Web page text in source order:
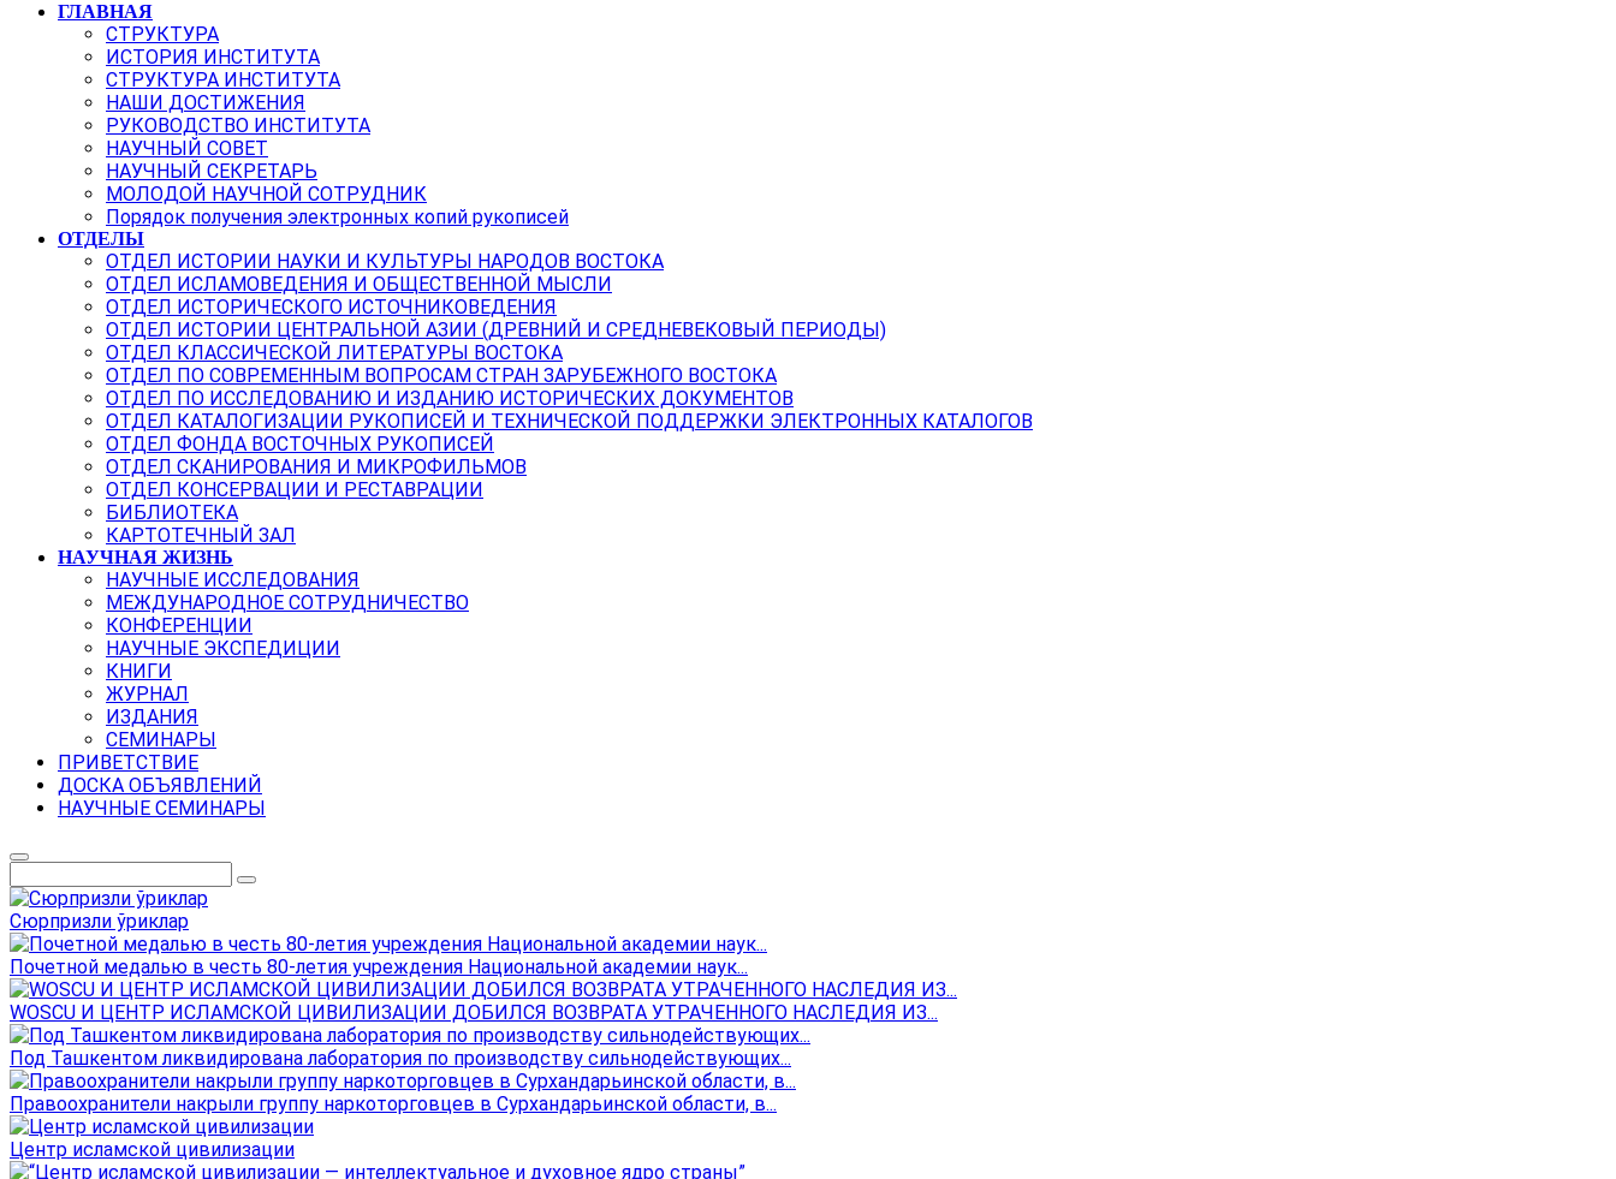
ГЛАВНАЯ
СТРУКТУРА
ИСТОРИЯ ИНСТИТУТА
СТРУКТУРА ИНСТИТУТА
НАШИ ДОСТИЖЕНИЯ
РУКОВОДСТВО ИНСТИТУТА
НАУЧНЫЙ СОВЕТ
НАУЧНЫЙ СЕКРЕТАРЬ
МОЛОДОЙ НАУЧНОЙ СОТРУДНИК
Порядок получения электронных копий рукописей
ОТДЕЛЫ
ОТДЕЛ ИСТОРИИ НАУКИ И КУЛЬТУРЫ НАРОДОВ ВОСТОКА
ОТДЕЛ ИСЛАМОВЕДЕНИЯ И ОБЩЕСТВЕННОЙ МЫСЛИ
ОТДЕЛ ИСТОРИЧЕСКОГО ИСТОЧНИКОВЕДЕНИЯ
ОТДЕЛ ИСТОРИИ ЦЕНТРАЛЬНОЙ АЗИИ (ДРЕВНИЙ И СРЕДНЕВЕКОВЫЙ ПЕРИОДЫ)
ОТДЕЛ КЛАССИЧЕСКОЙ ЛИТЕРАТУРЫ ВОСТОКА
ОТДЕЛ ПО СОВРЕМЕННЫМ ВОПРОСАМ СТРАН ЗАРУБЕЖНОГО ВОСТОКА
ОТДЕЛ ПО ИССЛЕДОВАНИЮ И ИЗДАНИЮ ИСТОРИЧЕСКИХ ДОКУМЕНТОВ
ОТДЕЛ КАТАЛОГИЗАЦИИ РУКОПИСЕЙ И ТЕХНИЧЕСКОЙ ПОДДЕРЖКИ ЭЛЕКТРОННЫХ КАТАЛОГОВ
ОТДЕЛ ФОНДА ВОСТОЧНЫХ РУКОПИСЕЙ
ОТДЕЛ СКАНИРОВАНИЯ И МИКРОФИЛЬМОВ
ОТДЕЛ КОНСЕРВАЦИИ И РЕСТАВРАЦИИ
БИБЛИОТЕКА
КАРТОТЕЧНЫЙ ЗАЛ
НАУЧНАЯ ЖИЗНЬ
НАУЧНЫЕ ИССЛЕДОВАНИЯ
МЕЖДУНАРОДНОЕ СОТРУДНИЧЕСТВО
КОНФЕРЕНЦИИ
НАУЧНЫЕ ЭКСПЕДИЦИИ
КНИГИ
ЖУРНАЛ
ИЗДАНИЯ
СЕМИНАРЫ
ПРИВЕТСТВИЕ
ДОСКА ОБЪЯВЛЕНИЙ
НАУЧНЫЕ СЕМИНАРЫ
Сюрпризли ўриклар
Почетной медалью в честь 80-летия учреждения Национальной академии наук...
WOSCU И ЦЕНТР ИСЛАМСКОЙ ЦИВИЛИЗАЦИИ ДОБИЛСЯ ВОЗВРАТА УТРАЧЕННОГО НАСЛЕДИЯ ИЗ...
Под Ташкентом ликвидирована лаборатория по производству сильнодействующих...
Правоохранители накрыли группу наркоторговцев в Сурхандарьинской области, в...
Центр исламской цивилизации